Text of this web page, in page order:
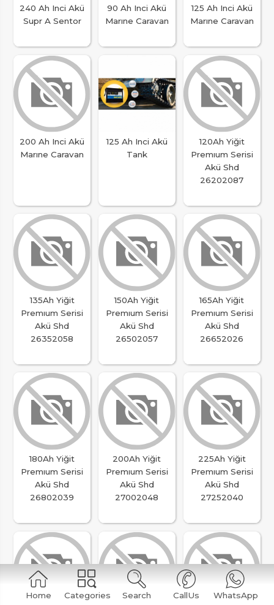
Home Categories Search CallUs WhatsApp
240 Ah Inci Akü
Supr A Sentor
90 Ah Inci Akü
Marıne Caravan
125 Ah Inci Akü
Marıne Caravan
200 Ah Inci Akü
Marıne Caravan
125 Ah Inci Akü
Tank
120Ah Yiğit
Premıum Serisi
Akü Shd
26202087
135Ah Yiğit
Premıum Serisi
Akü Shd
26352058
150Ah Yiğit
Premıum Serisi
Akü Shd
26502057
165Ah Yiğit
Premıum Serisi
Akü Shd
26652026
180Ah Yiğit
Premıum Serisi
Akü Shd
26802039
200Ah Yiğit
Premıum Serisi
Akü Shd
27002048
225Ah Yiğit
Premıum Serisi
Akü Shd
27252040